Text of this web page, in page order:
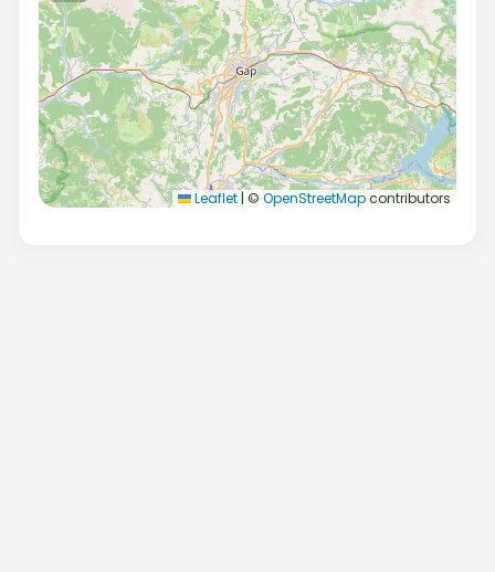
Leaflet | © OpenStreetMapcontributors